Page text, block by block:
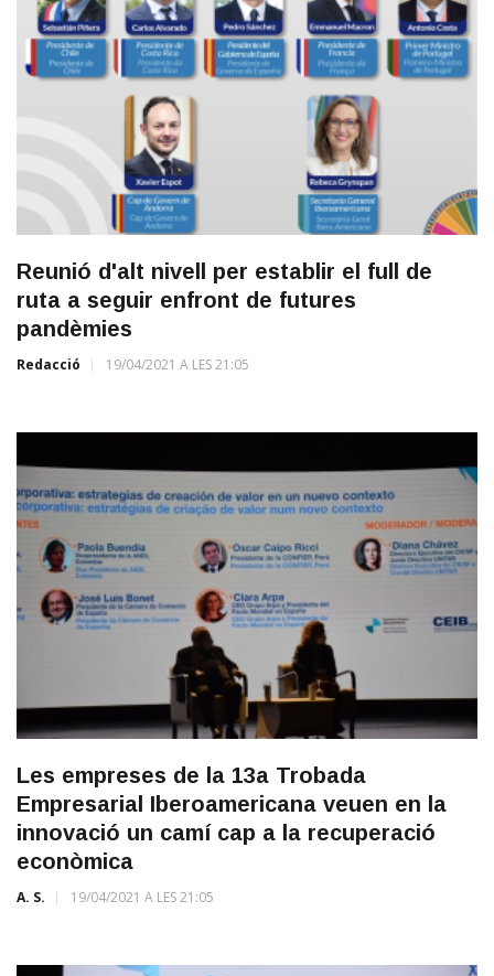
Reunió d'alt nivell per establir el full de
ruta a seguir enfront de futures
pandèmies
Redacció 19/04/2021 A LES 21:05
Les empreses de la 13a Trobada
Empresarial Iberoamericana veuen en la
innovació un camí cap a la recuperació
econòmica
A. S. 19/04/2021 A LES 21:05